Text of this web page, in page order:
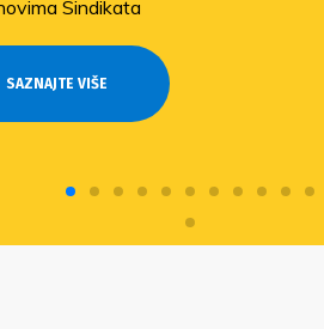
Sindikata
SAZNAJTE VIŠE